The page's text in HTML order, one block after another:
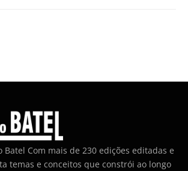
Batel Com mais de 230 edições editadas e
temas e conceitos que constrói ao longo